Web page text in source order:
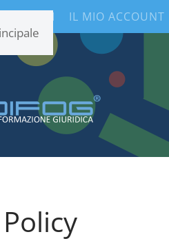
IL MIO ACCOUNT